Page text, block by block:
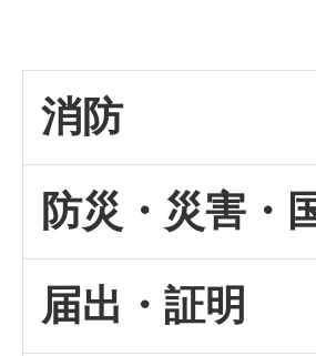
消防
防災・災害・
届出・証明